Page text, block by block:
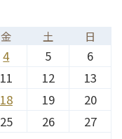
金 土 日
4 5
6
11 12
13
18 19
20
25 26
27